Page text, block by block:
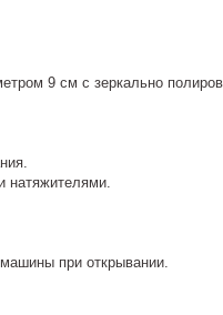
9 см с зеркально
натяжителями.
при открывании.